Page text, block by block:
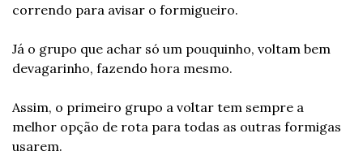
correndo para avisar o formigueiro.
Já o grupo que achar só um pouquinho, voltam bem
devagarinho, fazendo hora mesmo.
Assim, o primeiro grupo a voltar tem sempre a
melhor opção de rota para todas as outras formigas
usarem.